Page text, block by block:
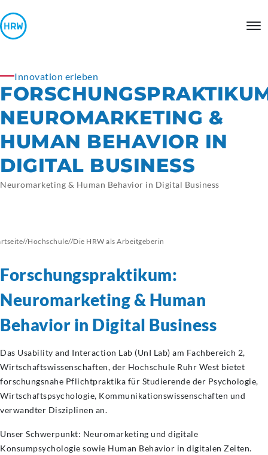
Innovation erleben
NEUROMARKETING &
HUMAN BEHAVIOR IN
DIGITAL BUSINESS
Neuromarketing & Human Behavior in Digital Business
//Hochschule//Die HRW als Arbeitgeberin
Forschungspraktikum:
Neuromarketing & Human
Behavior in Digital Business
Das Usability and Interaction Lab (UnI Lab) am Fachbereich 2,
Wirtschaftswissenschaften, der Hochschule Ruhr West bietet
forschungsnahe Pflichtpraktika für Studierende der Psychologie,
Wirtschaftspsychologie, Kommunikationswissenschaften und
verwandter Disziplinen an.
Unser Schwerpunkt: Neuromarketing und digitale
Konsumpsychologie sowie Human Behavior in digitalen Zeiten.